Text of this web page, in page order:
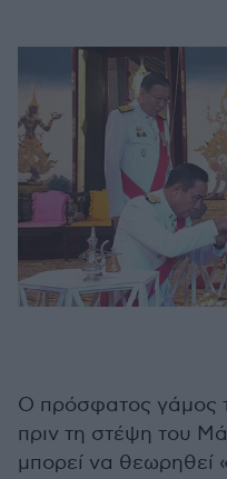
Ο πρόσφατος γάμος
πριν τη στέψη του
μπορεί να θεωρηθεί